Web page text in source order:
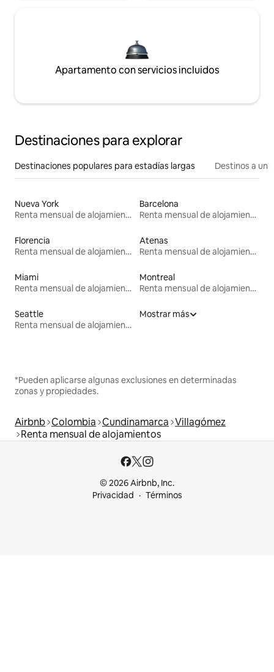
Apartamento con servicios incluidos
Destinaciones para explorar
Destinaciones populares para estadías largas Destinos a un
Nueva York
Renta mensual de alojamientos
Barcelona
Renta mensual de alojamientos
Florencia
Renta mensual de alojamientos
Atenas
Renta mensual de alojamientos
Miami
Renta mensual de alojamientos
Montreal
Renta mensual de alojamientos
Seattle
Renta mensual de alojamientos
Mostrar más
*Pueden aplicarse algunas exclusiones en determinadas
zonas y propiedades.
Airbnb Colombia Cundinamarca Villagómez
Renta mensual de alojamientos
© 2026 Airbnb, Inc.
Privacidad
Términos